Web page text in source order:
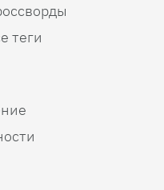
теги